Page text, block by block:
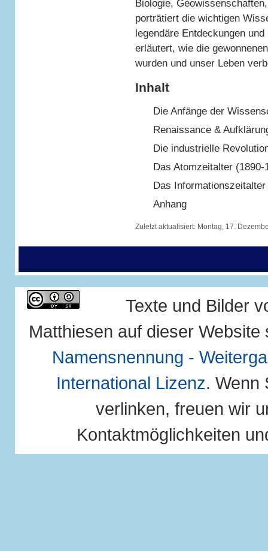
Biologie,
porträtiert die wichtigen
legendäre Entdeckungen
erläutert, wie die
wurden und unser Leben
Inhalt
Die Anfänge der
Renaissance &
Die industrielle
Das Atomzeitalter (1890-
Das
Anhang
Zuletzt aktualisiert: Montag, 17.
Texte und Bilder
Matthiesen auf dieser
Namensnennung -
International Lizenz. Wenn
verlinken, freuen wir
Kontaktmöglichkeiten